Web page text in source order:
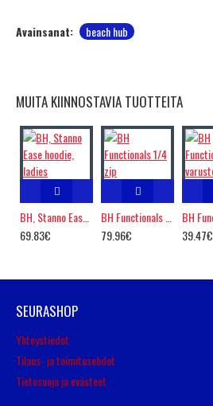
Avainsanat: beach hub
MUITA KIINNOSTAVIA TUOTTEITA
69.83€
79.96€
39.47€
SEURASHOP
Yhteystiedot
Tilaus- ja toimitusehdot
Tietosuoja ja evästeet